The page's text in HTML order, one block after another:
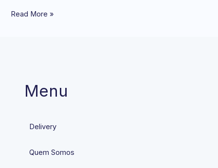
Read More »
Menu
Delivery
Quem Somos